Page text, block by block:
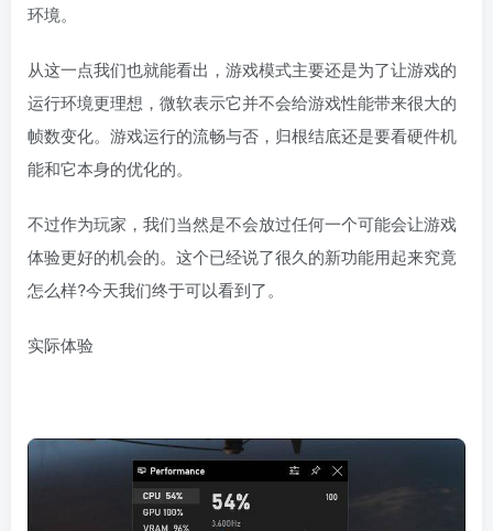
环境。
从这一点我们也就能看出，游戏模式主要还是为了让游戏的
运行环境更理想，微软表示它并不会给游戏性能带来很大的
帧数变化。游戏运行的流畅与否，归根结底还是要看硬件机
能和它本身的优化的。
不过作为玩家，我们当然是不会放过任何一个可能会让游戏
体验更好的机会的。这个已经说了很久的新功能用起来究竟
怎么样?今天我们终于可以看到了。
实际体验